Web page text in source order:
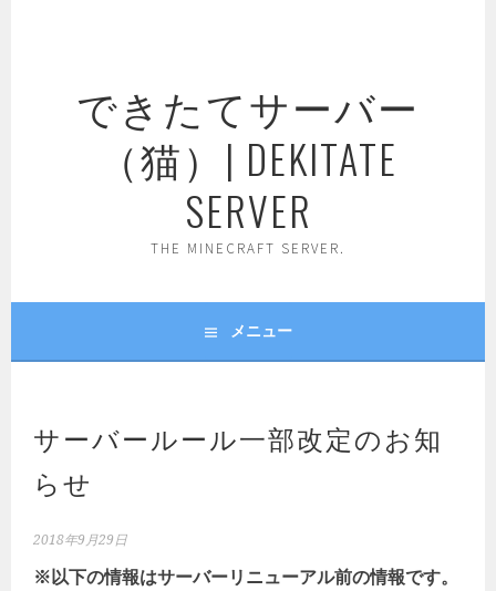
できたてサーバー
（猫）| DEKITATE
SERVER
THE MINECRAFT SERVER.
メニュー
サーバールール一部改定のお知
らせ
2018年9月29日
※以下の情報はサーバーリニューアル前の情報です。